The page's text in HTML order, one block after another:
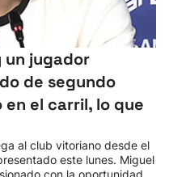
un jugador
de segundo
el carril, lo que
al club vitoriano desde el
este lunes. Miguel
con la oportunidad